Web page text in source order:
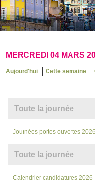
MERCREDI 04 MARS
Aujourd'hui Cette semaine
Toute la journée
Journées portes ouvertes
Toute la journée
Calendrier candidatures